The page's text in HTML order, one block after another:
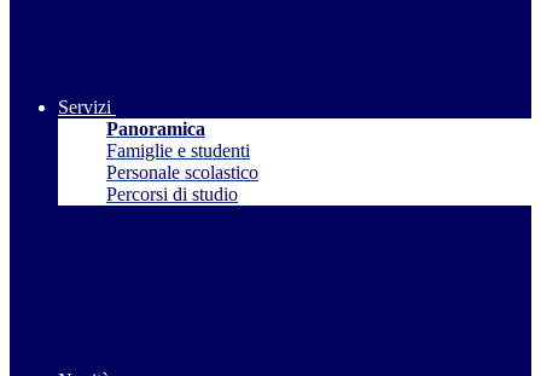
Servizi
Panoramica
Famiglie e studenti
Personale scolastico
Percorsi di studio